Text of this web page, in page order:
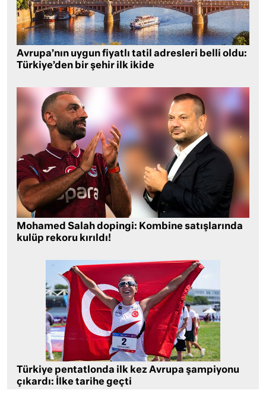
Avrupa’nın uygun fiyatlı tatil adresleri belli oldu:
Türkiye’den bir şehir ilk ikide
Mohamed Salah dopingi: Kombine satışlarında
kulüp rekoru kırıldı!
Türkiye pentatlonda ilk kez Avrupa şampiyonu
çıkardı: İlke tarihe geçti